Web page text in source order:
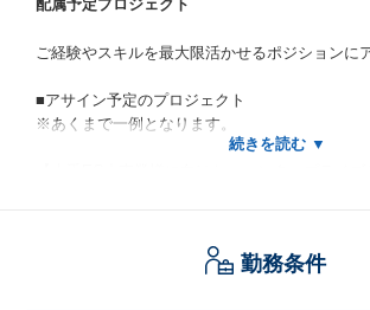
配属予定プロジェクト
ご経験やスキルを最大限活かせるポジションに
■アサイン予定のプロジェクト
※あくまで一例となります。
・社内エンジニア２〜３人＋顧客企業のエンジ
勤務条件